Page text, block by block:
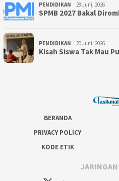
PENDIDIKAN 28 Juni, 2026
SPMB 2027 Bakal
PENDIDIKAN 20 Juni, 2026
Kisah Siswa Tak Mau
BERANDA
PRIVACY POLICY
KODE ETIK